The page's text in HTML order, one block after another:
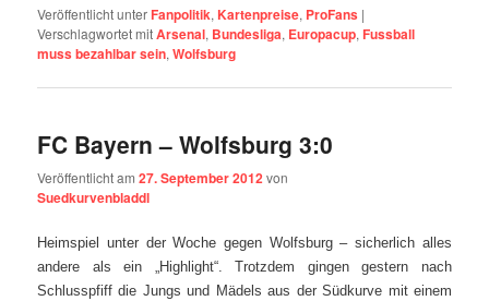
Veröffentlicht unter Fanpolitik, Kartenpreise, ProFans |
Verschlagwortet mitArsenal, Bundesliga, Europacup, Fussball
muss bezahlbar sein,Wolfsburg
FC Bayern – Wolfsburg 3:0
Veröffentlicht am27. September 2012von
Suedkurvenbladdl
Heimspiel unter der Woche gegen Wolfsburg – sicherlich alles
andere als ein „Highlight“. Trotzdem gingen gestern nach
Schlusspfiff die Jungs und Mädels aus der Südkurve mit einem